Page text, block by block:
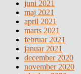
juni 2021
maj 2021
april 2021
marts 2021
februar 2021
januar 2021
december 2020
november 2020